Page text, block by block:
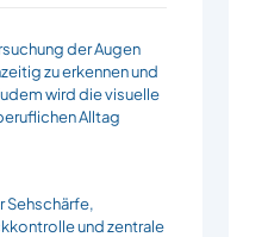
der Augen
zu erkennen und
wird die visuelle
Alltag
Sehschärfe,
und zentrale